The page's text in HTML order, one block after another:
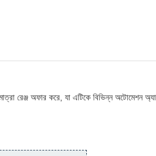
রেঞ্জ অফার করে, যা এটিকে বিভিন্ন অটোমেশন